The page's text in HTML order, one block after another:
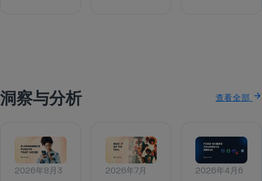
洞察与分析 查看全部
2026年8月3
2026年7月
2026年4月6